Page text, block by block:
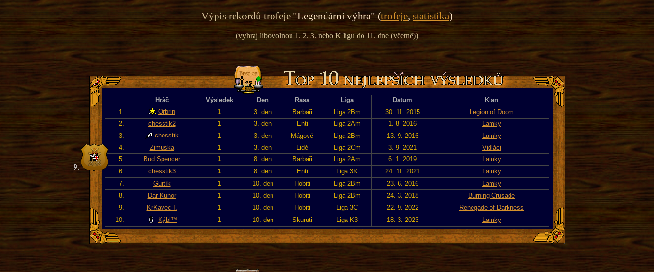
Výpis rekordů trofeje "Legendární výhra" (trofeje, statistika)
(vyhraj libovolnou 1. 2. 3. nebo K ligu do 11. dne (včetně))
Hráč Výsledek Den Rasa Liga Datum
Klan
1.
Orbrin 1 3. den Barbaři Liga 2Bm 30. 11. 2015
Legion of Doom
2.
chesstik2 1 3. den Enti Liga 2Am 1. 8. 2016
Lamky
3.
chesstik 1 3. den Mágové Liga 2Bm 13. 9. 2016
Lamky
4.
Zimuska 1 3. den Lidé Liga 2Cm 3. 9. 2021
Vidláci
5.
Bud Spencer 1 8. den Barbaři Liga 2Am 6. 1. 2019
Lamky
6.
chesstik3 1 8. den Enti Liga 3K 24. 11. 2021
Lamky
7.
Gurtík 1 10. den Hobiti Liga 2Bm 23. 6. 2016
Lamky
8.
Dar-Kunor 1 10. den Hobiti Liga 2Bm 24. 3. 2018
Burning Crusade
9.
KrKavec I. 1 10. den Hobiti Liga 3C 22. 9. 2022
Renegade of Darkness
10.
Kýbl™ 1 10. den Skuruti Liga K3 18. 3. 2023 Lamky